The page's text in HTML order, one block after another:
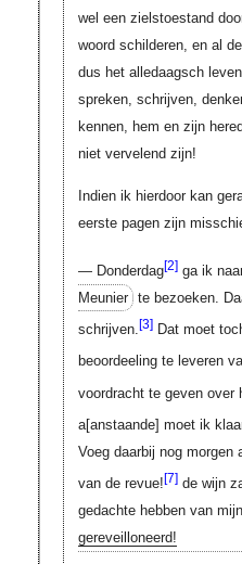
wel een zielstoestand
woord schilderen, en al
dus het alledaagsch
spreken, schrijven,
kennen, hem en zijn
niet vervelend zijn!
Indien ik hierdoor kan
eerste pagen zijn
— Donderdag[2]ga ik
Meunier te bezoeken.
schrijven.[3]Dat moet
beoordeeling te leveren
voordracht te geven over
a[anstaande] moet ik
Voeg daarbij nog morgen
van de revue![7]de wijn
gedachte hebben van
gereveilloneerd!